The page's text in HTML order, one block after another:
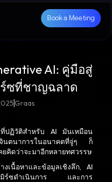
Book a Meeting
AI: คู่มือสู่
ซที่ชาญฉลาด
Graas
ที่ปฏิวัติสำหรับ AI มันเหมือน
จินตนาการในอนาคตที่จู่ๆ ก็
ยคิดว่าจะมาอีกหลายทศวรรษ
เนื้อหาและข้อมูลเชิงลึก, AI
เมิร์ซดำเนินการ และการ